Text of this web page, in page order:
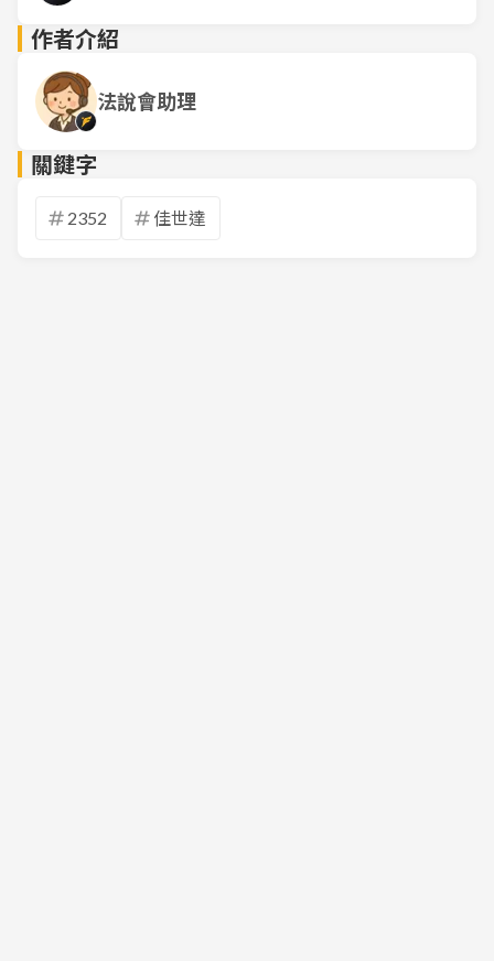
作者介紹
法說會助理
關鍵字
2352 佳世達